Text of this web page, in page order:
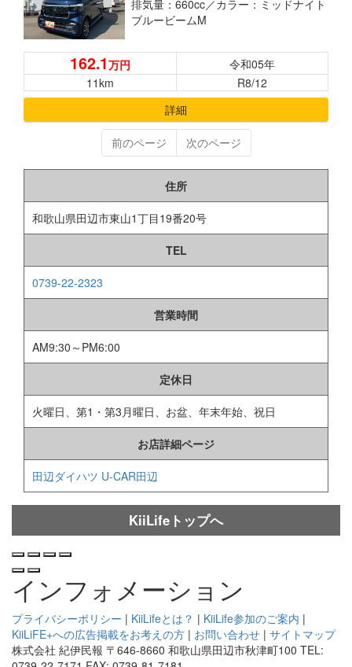
排気量：660cc／カラー：ミッドナイト
ブルービームM
162.1万円
令和05年
11km
R8/12
詳細
前のページ 次のページ
住所
和歌山県田辺市東山1丁目19番20号
TEL
0739-22-2323
営業時間
AM9:30～PM6:00
定休日
火曜日、第1・第3月曜日、お盆、年末年始、祝日
お店詳細ページ
田辺ダイハツ U-CAR田辺
KiiLifeトップへ
インフォメーション
プライバシーポリシー | KiiLifeとは？ | KiiLife参加のご案内 |
KiiLiFE+への広告掲載をお考えの方 | お問い合わせ | サイトマップ
株式会社 紀伊民報 〒646-8660 和歌山県田辺市秋津町100 TEL: